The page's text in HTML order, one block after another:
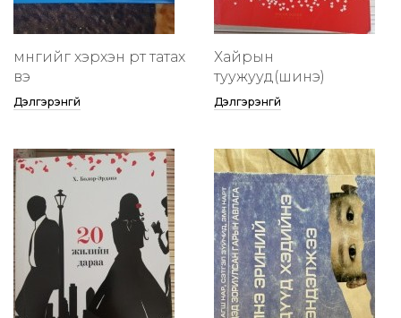
мөнгийг хэрхэн өөртөө татах
вэ
Дэлгэрэнгүй
Хайрын
туужууд(шинэ)
Дэлгэрэнгүй